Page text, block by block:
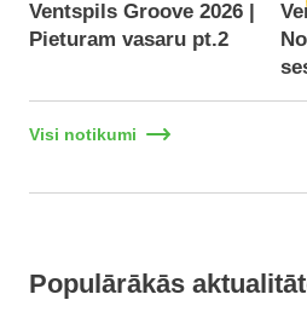
Ventspils Groove 2026 |
Pieturam vasaru pt.2
Visi notikumi
Populārākās